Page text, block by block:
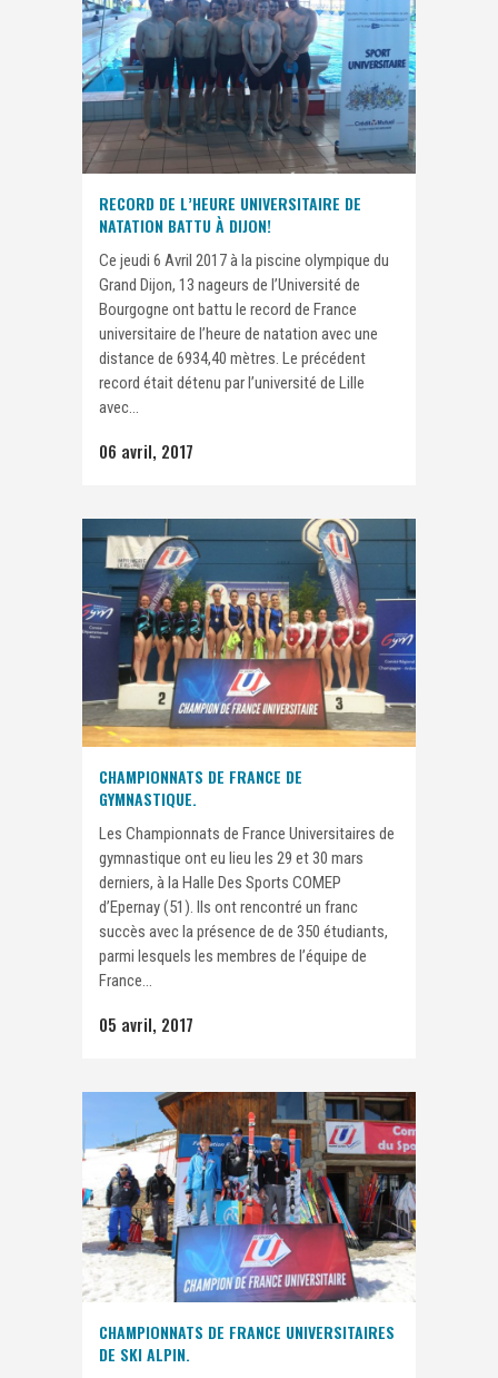
RECORD DE L’HEURE UNIVERSITAIRE DE
NATATION BATTU À DIJON!
Ce jeudi 6 Avril 2017 à la piscine olympique du
Grand Dijon, 13 nageurs de l’Université de
Bourgogne ont battu le record de France
universitaire de l’heure de natation avec une
distance de 6934,40 mètres. Le précédent
record était détenu par l’université de Lille
avec...
06 avril, 2017
CHAMPIONNATS DE FRANCE DE
GYMNASTIQUE.
Les Championnats de France Universitaires de
gymnastique ont eu lieu les 29 et 30 mars
derniers, à la Halle Des Sports COMEP
d’Epernay (51). Ils ont rencontré un franc
succès avec la présence de de 350 étudiants,
parmi lesquels les membres de l’équipe de
France...
05 avril, 2017
CHAMPIONNATS DE FRANCE UNIVERSITAIRES
DE SKI ALPIN.